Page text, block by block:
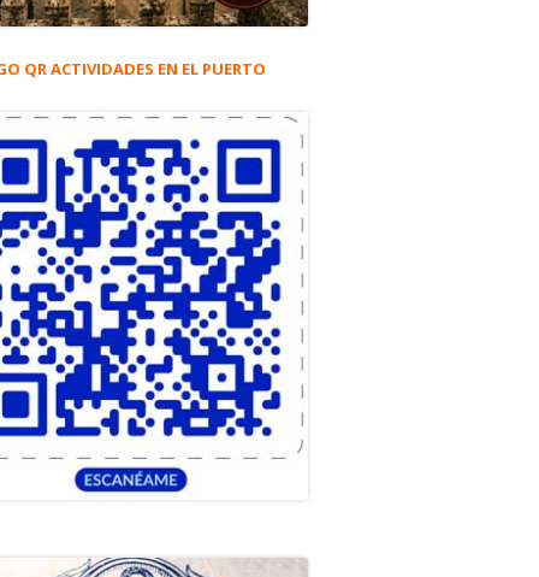
QR ACTIVIDADES EN EL PUERTO